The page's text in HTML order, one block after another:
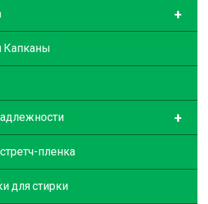
+
Капканы
+
пленка
для стирки